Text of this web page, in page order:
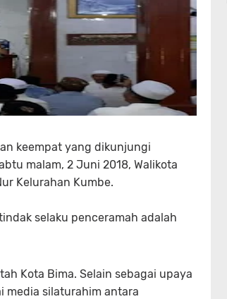
keempat yang dikunjungi
malam, 2 Juni 2018, Walikota
Kelurahan Kumbe.
selaku penceramah adalah
Kota Bima. Selain sebagai upaya
media silaturahim antara